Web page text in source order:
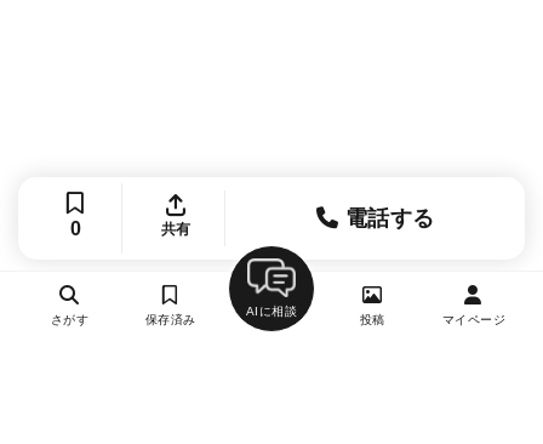
0 共有 電話する
さがす 保存済み
AIに相談
投稿 マイページ